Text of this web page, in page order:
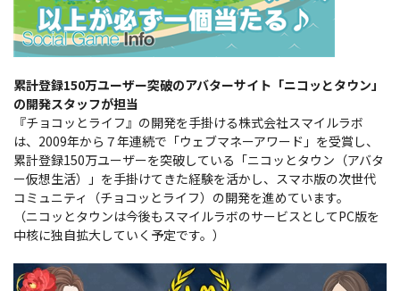
累計登録150万ユーザー突破のアバターサイト「ニコッとタウン」
の開発スタッフが担当
『チョコッとライフ』の開発を手掛ける株式会社スマイルラボ
は、2009年から７年連続で「ウェブマネーアワード」を受賞し、
累計登録150万ユーザーを突破している「ニコッとタウン（アバタ
ー仮想生活）」を手掛けてきた経験を活かし、スマホ版の次世代
コミュニティ（チョコッとライフ）の開発を進めています。
（ニコッとタウンは今後もスマイルラボのサービスとしてPC版を
中核に独自拡大していく予定です。）